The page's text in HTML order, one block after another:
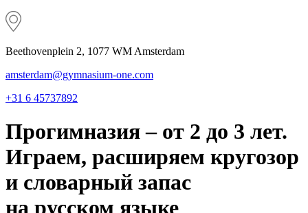
Beethovenplein 2, 1077 WM Amsterdam
amsterdam@gymnasium-one.com
+31 6 45737892
Прогимназия – от 2 до 3 лет.
Играем, расширяем кругозор
и словарный запас
на русском языке